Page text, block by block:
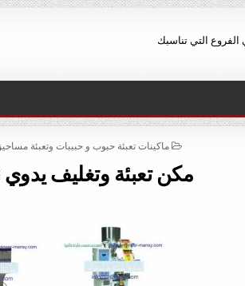
الفروع التي تناسبك
POSTED
ماكينات تعبئة حبوب و حبيبات وتعبئة
مكن تعبئة وتغليف يدوي